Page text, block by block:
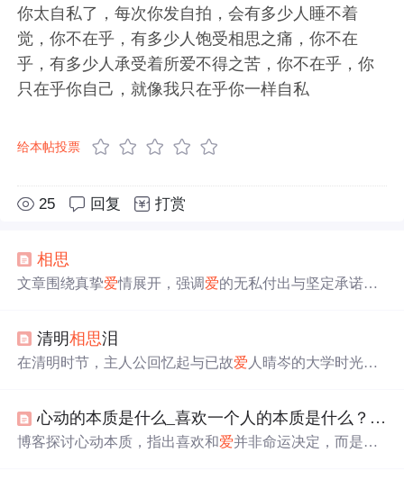
你太自私了，每次你发自拍，会有多少人睡不着
觉，你不在乎，有多少人饱受相思之痛，你不在
乎，有多少人承受着所爱不得之苦，你不在乎，你
只在乎你自己，就像我只在乎你一样自私
给本帖投票
25 回复 打赏
相思
文章围绕真挚爱情展开，强调 爱的无私付出与坚定承诺，
与自我锤炼。文中涉及亲密关系中的忠诚、支持、理解等
核心要素，体现情感维系中的心理韧性与价值观坚守。
清明相思泪
在清明时节，主人公回忆起与已故爱 人晴岑的大学时光和
情，每年清明回到曾经的校园悼念。这篇博客是对逝去爱
情的深深怀念和无尽思念。
心动的本质是什么_喜欢一个人的本质是什么？丨心理学：世界上的感情都是同一种效应...
博客探讨心动本质，指出喜欢和爱并非命运决定，而是源